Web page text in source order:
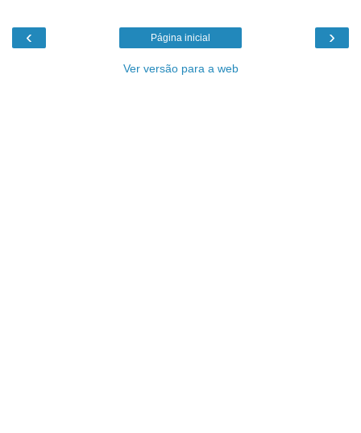
‹ ›
Página inicial
Ver versão para a web